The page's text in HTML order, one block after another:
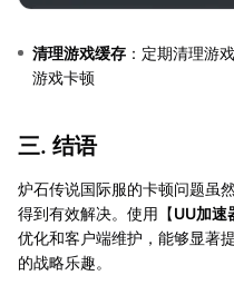
清理游戏缓存 ：定期清理游
游戏卡顿
三. 结语
炉石传说国际服的卡顿问题虽
得到有效解决。使用【UU加速
优化和客户端维护，能够显著
的战略乐趣。